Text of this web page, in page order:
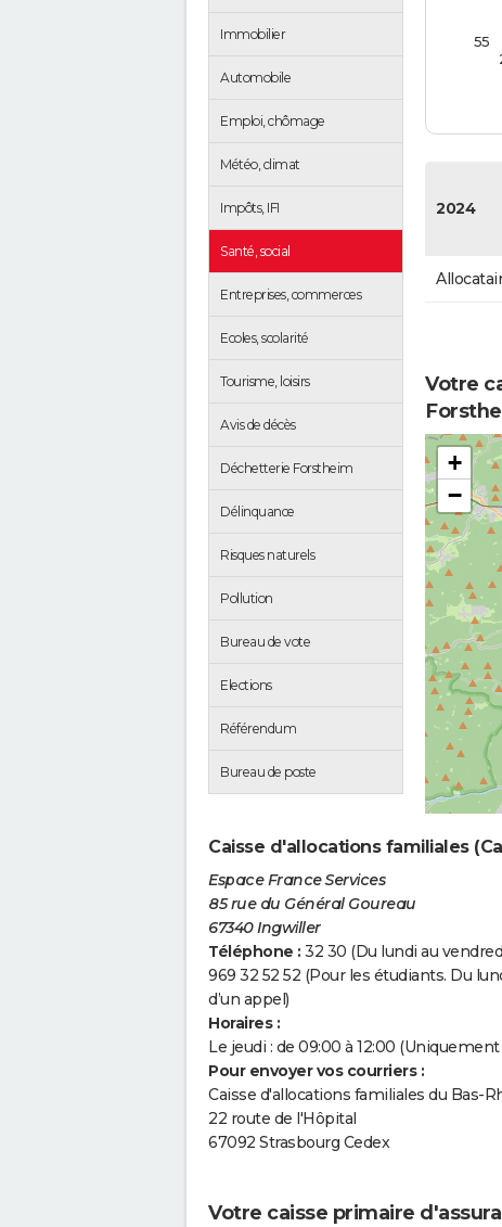
Immobilier
Automobile
Emploi, chômage
Météo, climat
Impôts, IFI
Santé, social
Entreprises, commerces
Ecoles, scolarité
Tourisme, loisirs
Avis de décès
Déchetterie Forstheim
Délinquance
Risques naturels
Pollution
Bureau de vote
Elections
Référendum
Bureau de poste
55
2024
Votre
+
−
Caisse d'allocations familiales
Espace France Services
85 rue du Général Goureau
67340 Ingwiller
Téléphone : 32 30 (Du lundi au
969 32 52 52 (Pour les étudiants. Du
d’un appel)
Horaires :
Le jeudi : de 09:00 à 12:00
Pour envoyer vos courriers :
Caisse d'allocations familiales du Bas-
22 route de l'Hôpital
67092 Strasbourg Cedex
Votre caisse primaire